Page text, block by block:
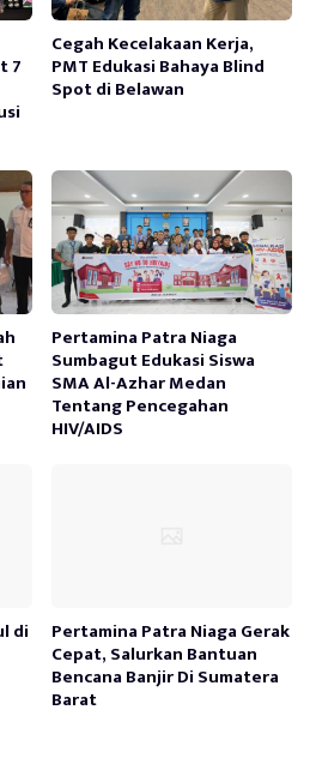
7
Cegah Kecelakaan Kerja,
PMT Edukasi Bahaya Blind
Spot di Belawan
Pertamina Patra Niaga
Sumbagut Edukasi Siswa
SMA Al-Azhar Medan
Tentang Pencegahan
HIV/AIDS
di Pertamina Patra Niaga Gerak
Cepat, Salurkan Bantuan
Bencana Banjir Di Sumatera
Barat